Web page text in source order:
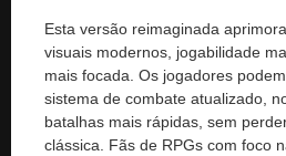
Esta versão reimaginada
visuais modernos, jogabilidade
mais focada. Os jogadores
sistema de combate atualizado,
batalhas mais rápidas, sem
clássica. Fãs de RPGs com foco